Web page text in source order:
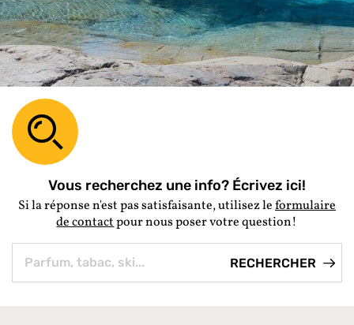
Vous recherchez une info? Écrivez ici!
Si la réponse n'est pas satisfaisante, utilisez leformulaire
de contactpour nous poser votre question!